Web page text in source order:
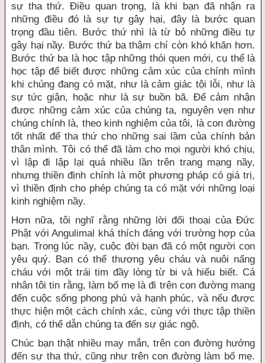
sự tha thứ. Điều quan trọng, là khi bạn đã nhận ra
những điều đó là sự tự gây hại, đây là bước quan
trọng đầu tiên. Bước thứ nhì là từ bỏ những điều tự
gây hại nầy. Bước thứ ba thậm chí còn khó khăn hơn.
Bước thứ ba là học tập những thói quen mới, cụ thể là
học tập để biết được những cảm xúc của chính mình
khi chúng đang có mặt, như là cảm giác tội lỗi, như là
sự tức giận, hoặc như là sự buồn bã. Để cảm nhận
được những cảm xúc của chúng ta, nguyên vẹn như
chúng chính là, theo kinh nghiệm của tôi, là con đường
tốt nhất để tha thứ cho những sai lầm của chính bản
thân mình. Tôi có thể đã làm cho mọi người khó chịu,
vì lập đi lập lại quá nhiều lần trên trang mạng nầy,
nhưng thiền định chính là một phương pháp có giá trị,
vì thiền định cho phép chúng ta có mặt với những loại
kinh nghiệm nầy.
Hơn nữa, tôi nghĩ rằng những lời đối thoại của Đức
Phật với Angulimal khá thích đáng với trường hợp của
bạn. Trong lúc nầy, cuộc đời bạn đã có một người con
yêu quý. Bạn có thể thương yêu cháu và nuôi nấng
cháu với một trái tim đầy lòng từ bi và hiểu biết. Cá
nhân tôi tin rằng, làm bố mẹ là đi trên con đường mang
đến cuộc sống phong phú và hạnh phúc, và nếu được
thực hiện một cách chính xác, cùng với thực tập thiền
định, có thể dẫn chúng ta đến sự giác ngộ.
Chúc bạn thật nhiều may mắn, trên con đường hướng
đến sự tha thứ, cũng như trên con đường làm bố mẹ.